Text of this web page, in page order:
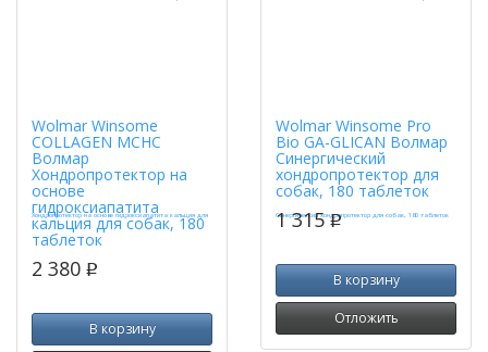
Wolmar Winsome
COLLAGEN MCHC
Волмар
Хондропротектор на
основе
гидроксиапатита
кальция для собак, 180
таблеток
2 380 p
В корзину
Wolmar Winsome Pro
Bio GA-GLICAN Волмар
Синергический
хондропротектор для
собак, 180 таблеток
1 315p
В корзину
Отложить